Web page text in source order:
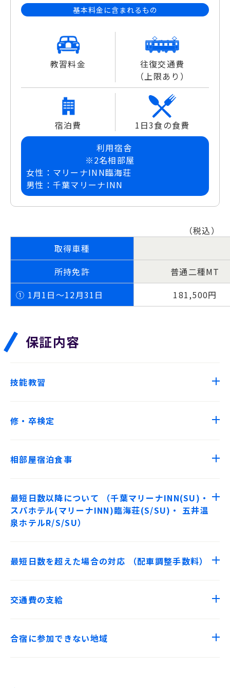
基本料金に含まれるもの
教習料金
往復交通費
（上限あり）
宿泊費
1日3食の食費
利用宿舎
※2名相部屋
女性：マリーナINN臨海荘
男性：千葉マリーナINN
（税込）
取得車種
所持免許
普通二種MT
① 1月1日～12月31日 181,500円
保証内容
技能教習
修・卒検定
相部屋宿泊食事
最短日数以降について （千葉マリーナINN(SU)・
スパホテル(マリーナINN)臨海荘(S/SU)・ 五井温
泉ホテルR/S/SU）
最短日数を超えた場合の対応 （配車調整手数料）
交通費の支給
合宿に参加できない地域